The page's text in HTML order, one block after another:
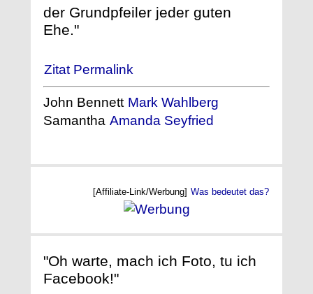
der Grundpfeiler jeder guten
Ehe."
Zitat Permalink
John Bennett Mark Wahlberg
Samantha Amanda Seyfried
[Affiliate-Link/Werbung] Was bedeutet das?
"Oh warte, mach ich Foto, tu ich
Facebook!"